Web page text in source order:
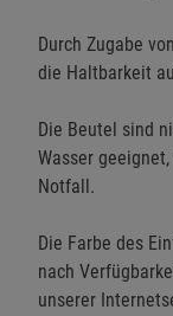
Durch Zugabe von
die Haltbarkeit
Die Beutel sind
Wasser
Notfall.
Die Farbe des
nach
unserer